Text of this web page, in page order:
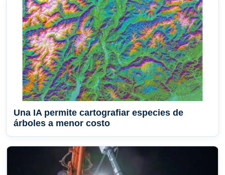
Una IA permite cartografiar especies de
árboles a menor costo